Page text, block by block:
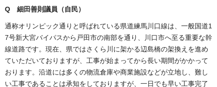
Q 細田善則議員（自民）
通称オリンピック通りと呼ばれている県道練馬川口線は、一般国道1
7号新大宮バイパスから戸田市の南部を通り、川口市へ至る重要な幹
線道路です。現在、県ではさくら川に架かる辺島橋の架換えを進め
ていただいておりますが、工事が始まってから長い期間がかかって
おります。沿道には多くの物流倉庫や商業施設などが立地し、難し
い工事であることは承知をしておりますが、一日でも早い工事完了